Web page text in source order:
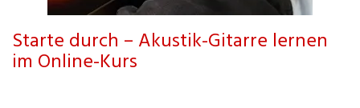
Starte durch – Akustik-Gitarre lernen
im Online-Kurs